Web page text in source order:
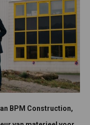
BPM Construction,